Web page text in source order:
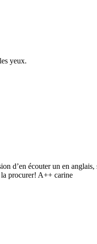
yeux.
d’en écouter un en
procurer! A++ carine